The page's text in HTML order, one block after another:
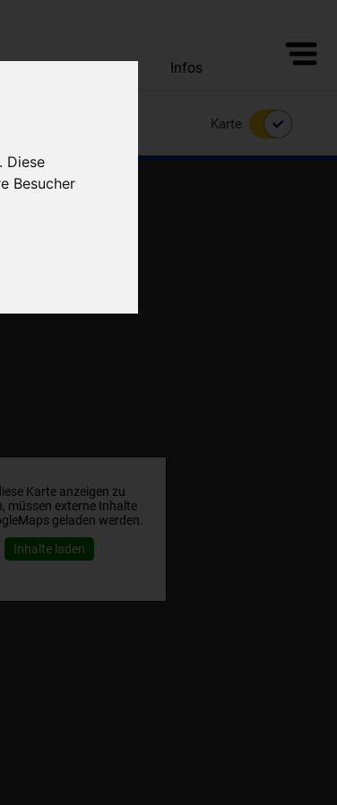
Diese
Besucher
Infos
Karte
Karte anzeigen zu
müssen externe Inhalte
geladen werden.
Inhalte laden